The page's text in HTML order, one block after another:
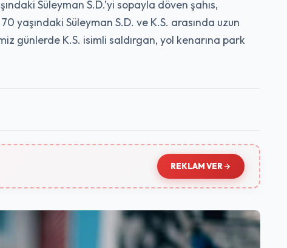
Süleyman S.D.’yi sopayla döven şahıs,
yaşındaki Süleyman S.D. ve K.S. arasında uzun
günlerde K.S. isimli saldırgan, yol kenarına park
REKLAM VER